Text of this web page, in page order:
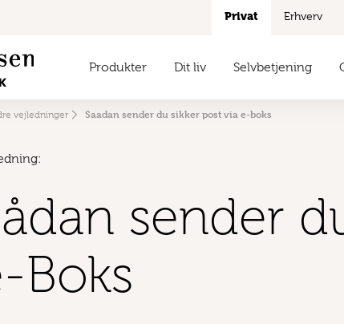
vejledninger Saadan sender du sikker post via e-boks
Privat Erhverv
Produkter Dit liv Selvbetjening
sender
Boks